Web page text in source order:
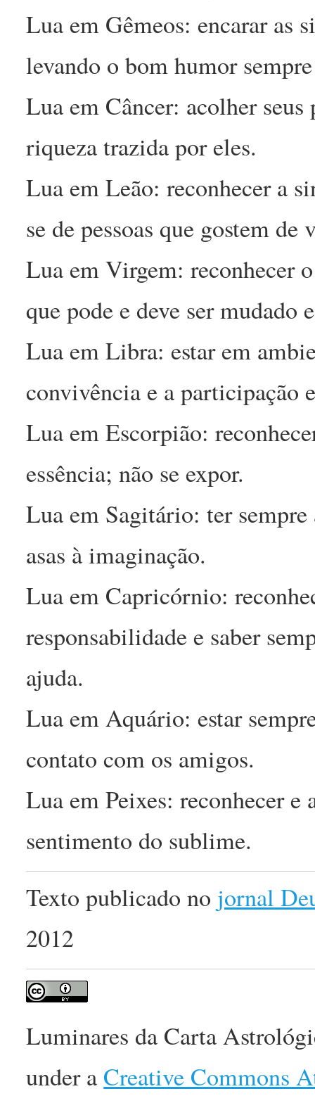
Lua em Gêmeos: encarar as
levando o bom humor
Lua em Câncer: acolher
riqueza trazida por eles.
Lua em Leão: reconhecer a
se de pessoas que gostem
Lua em Virgem: reconhecer
que pode e deve ser mudado
Lua em Libra: estar em
convivência e a participação
Lua em Escorpião:
essência; não se expor.
Lua em Sagitário: ter sempre
asas à imaginação.
Lua em Capricórnio:
responsabilidade e saber
ajuda.
Lua em Aquário: estar
contato com os amigos.
Lua em Peixes: reconhecer
sentimento do sublime.
Texto publicado no jornal
2012
Luminares da Carta
under a Creative Commons